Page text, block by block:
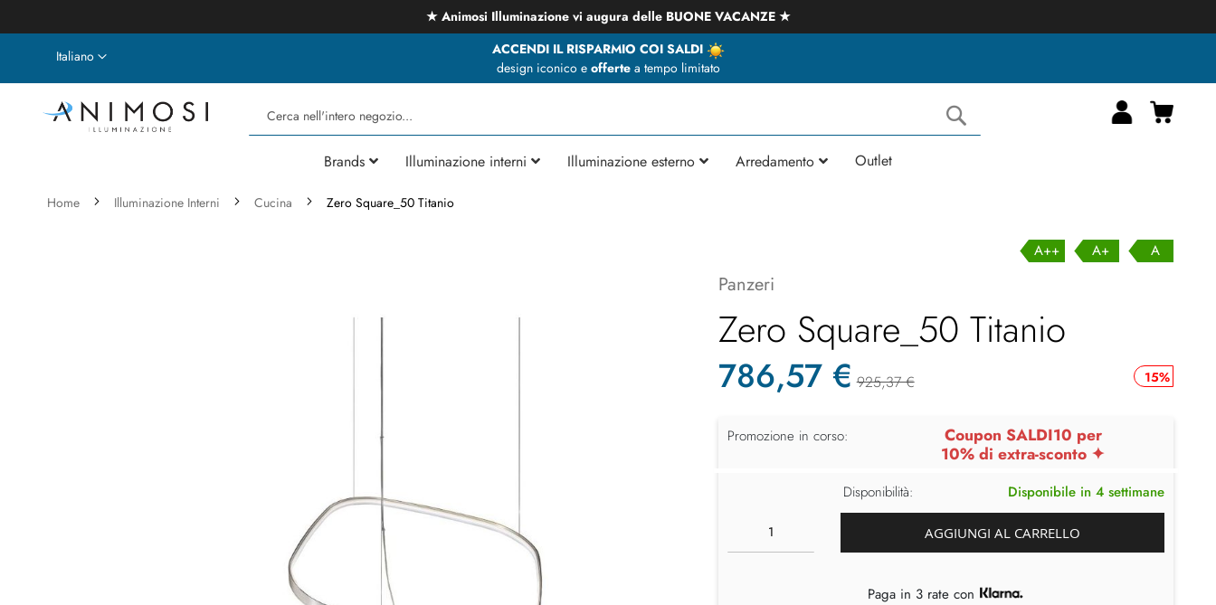
★ Animosi Illuminazione vi augura delle BUONE VACANZE ★
ACCENDI IL RISPARMIO COI SALDI
design iconico e offertea tempo limitato
Lingua
Italiano
Cerca Cerca
Carrello
Brands Illuminazione interni Illuminazione esterno Arredamento Outlet
Home Illuminazione Interni Cucina Zero Square_50 Titanio
A++ A+ A
Panzeri
Zero Square_50 Titanio
15%
786,57 € 925,37 €
Promozione in corso:
Coupon SALDI10 per
10% di extra-sconto ✦
Disponibilità: Disponibile in 4 settimane
AGGIUNGI AL CARRELLO
Paga in 3 rate con